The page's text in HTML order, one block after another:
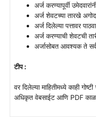
अर्ज करण्यापूर्वी
अर्ज शेवटच्या तारखे
अर्ज दिलेल्या पत्तावर
अर्ज करण्याची शेवटची
अर्जासोबत आवश्यक ते
टीप :
वर दिलेल्या माहितीमध्ये काही
अधिकृत वेबसाईट आणि PDF